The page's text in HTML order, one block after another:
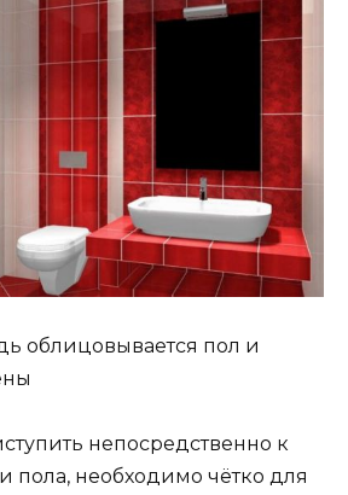
облицовывается пол и
непосредственно к
пола, необходимо чётко для